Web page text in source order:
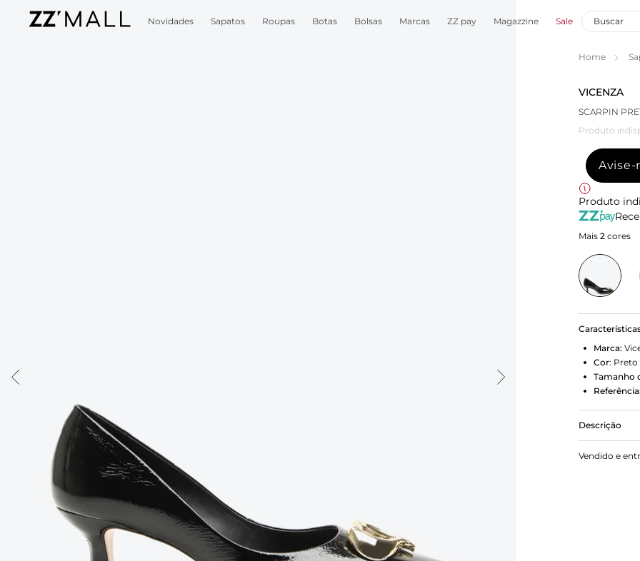
Novidades Sapatos Roupas Botas Bolsas Marcas ZZ pay Magazzine Sale
Home
VICENZA
SCARPIN
Produto
Avise-
Produto
Mais 2 cores
Marca:
Cor: Preto
Tamanho
Referência:
Descrição
Scarpin em
com metal
Vendido e